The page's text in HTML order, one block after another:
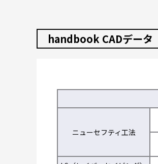
handbook CADデータ
ニューセフティ工法